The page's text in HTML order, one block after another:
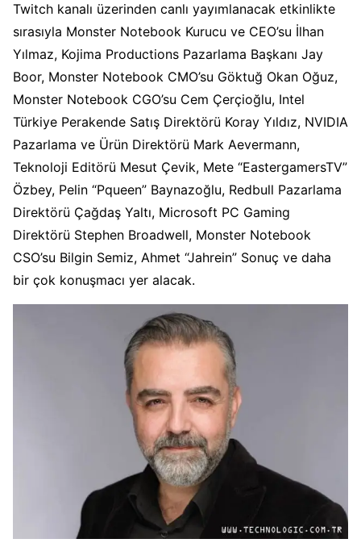
Twitch kanalı üzerinden canlı yayımlanacak etkinlikte
sırasıyla Monster Notebook Kurucu ve CEO’su İlhan
Yılmaz, Kojima Productions Pazarlama Başkanı Jay
Boor, Monster Notebook CMO’su Göktuğ Okan Oğuz,
Monster Notebook CGO’su Cem Çerçioğlu, Intel
Türkiye Perakende Satış Direktörü Koray Yıldız, NVIDIA
Pazarlama ve Ürün Direktörü Mark Aevermann,
Teknoloji Editörü Mesut Çevik, Mete “EastergamersTV”
Özbey, Pelin “Pqueen” Baynazoğlu, Redbull Pazarlama
Direktörü Çağdaş Yaltı, Microsoft PC Gaming
Direktörü Stephen Broadwell, Monster Notebook
CSO’su Bilgin Semiz, Ahmet “Jahrein” Sonuç ve daha
bir çok konuşmacı yer alacak.